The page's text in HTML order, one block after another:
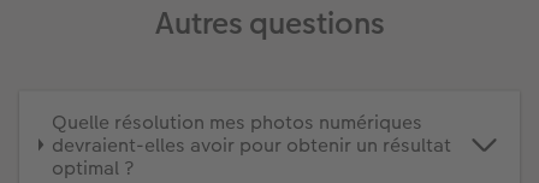
Autres questions
Quelle résolution mes photos numériques
devraient-elles avoir pour obtenir un résultat
optimal ?